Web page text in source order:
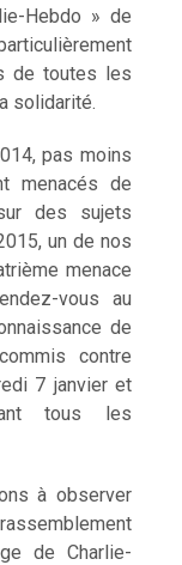
Hebdo » de
de toutes les
solidarité.
pas moins
menacés de
des sujets
un de nos
menace
vous au
de
contre
7 janvier et
tous les
à observer
de Charlie-